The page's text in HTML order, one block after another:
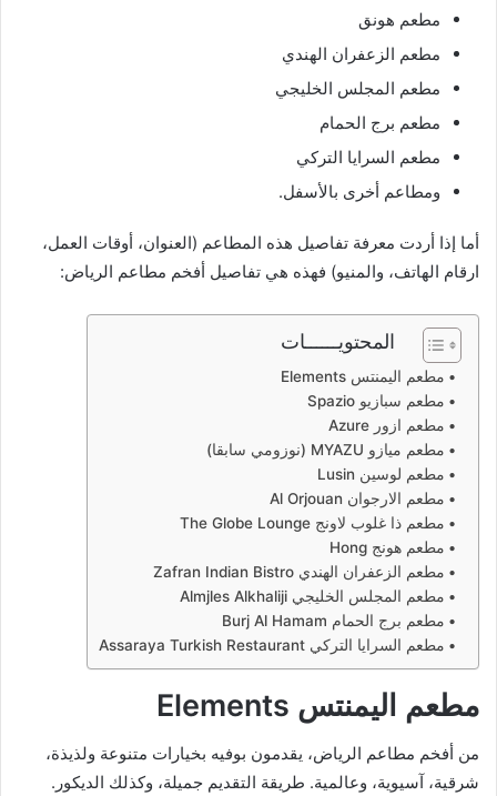
مطعم هونق
مطعم الزعفران الهندي
مطعم المجلس الخليجي
مطعم برج الحمام
مطعم السرايا التركي
ومطاعم أخرى بالأسفل.
أما إذا أردت معرفة تفاصيل هذه المطاعم (العنوان، أوقات العمل،
ارقام الهاتف، والمنيو) فهذه هي تفاصيل أفخم مطاعم الرياض:
المحتويــــــات
مطعم اليمنتس Elements
مطعم سبازيو Spazio
مطعم ازور Azure
مطعم ميازو MYAZU (نوزومي سابقا)
مطعم لوسين Lusin
مطعم الارجوان Al Orjouan
مطعم ذا غلوب لاونج The Globe Lounge
مطعم هونج Hong
مطعم الزعفران الهندي Zafran Indian Bistro
مطعم المجلس الخليجي Almjles Alkhaliji
مطعم برج الحمام Burj Al Hamam
مطعم السرايا التركي Assaraya Turkish Restaurant
مطعم اليمنتس Elements
من أفخم مطاعم الرياض، يقدمون بوفيه بخيارات متنوعة ولذيذة،
شرقية، آسيوية، وعالمية. طريقة التقديم جميلة، وكذلك الديكور.